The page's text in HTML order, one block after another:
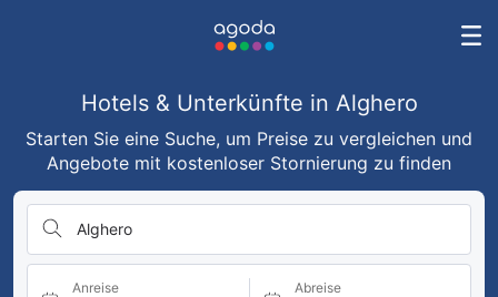
Hotels & Unterkünfte in Alghero
Starten Sie eine Suche, um Preise zu vergleichen und
Angebote mit kostenloser Stornierung zu finden
Alghero
Anreise Abreise